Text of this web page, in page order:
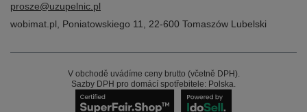
prosze@uzupelnic.pl
wobimat.pl
Poniatowskiego 11 22-600 Tomaszów Lubelski
V obchodě uvádíme ceny brutto (včetně DPH).
Sazby DPH pro domácí spotřebitele: Polska.